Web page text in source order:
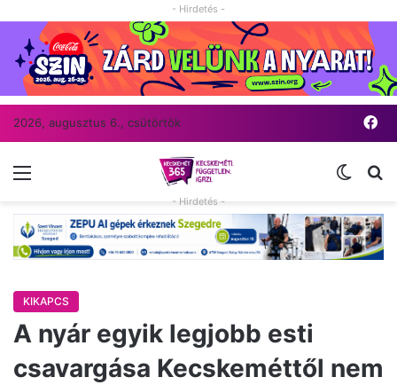
- Hirdetés -
2026, augusztus 6., csütörtök
Menü
- Hirdetés -
KIKAPCS
A nyár egyik legjobb esti
csavargása Kecskeméttől nem